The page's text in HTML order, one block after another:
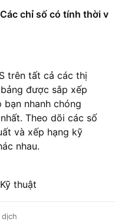
Các chỉ số có tính thời vụ
trên tất cả các thị
được sắp xếp
nhanh chóng
Theo dõi các số
và xếp hạng kỹ
nhau.
Kỹ thuật
dịch